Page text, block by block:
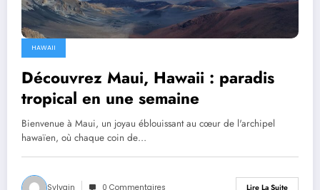
HAWAII
Découvrez Maui, Hawaii : paradis
tropical en une semaine
Bienvenue à Maui, un joyau éblouissant au cœur de l'archipel
hawaïen, où chaque coin de…
Sylvain 0 Commentaires Lire La Suite